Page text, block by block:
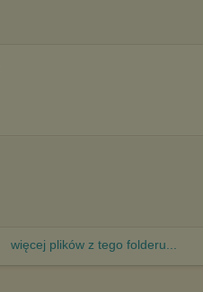
więcej plików z tego folderu...